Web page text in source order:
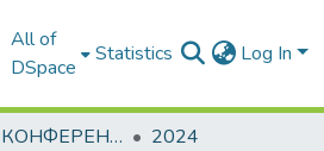
All of
DSpace
Statistics Log In
МАТЕРІАЛИ КОНФЕРЕНЦІЙ
2024